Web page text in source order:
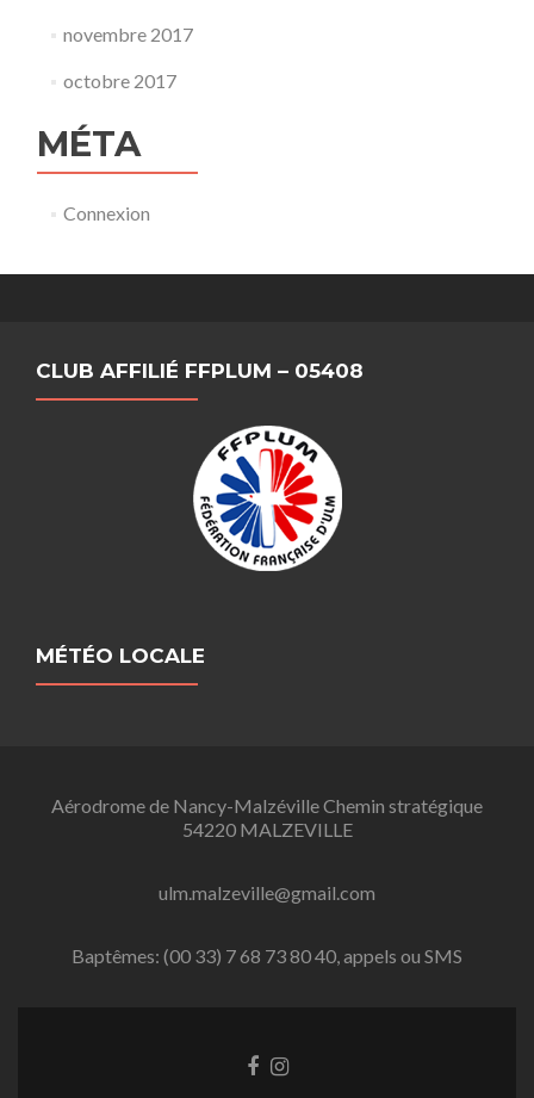
novembre 2017
octobre 2017
MÉTA
Connexion
CLUB AFFILIÉ FFPLUM – 05408
MÉTÉO LOCALE
Aérodrome de Nancy-Malzéville Chemin stratégique
54220 MALZEVILLE
ulm.malzeville@gmail.com
Baptêmes: (00 33) 7 68 73 80 40, appels ou SMS
L L